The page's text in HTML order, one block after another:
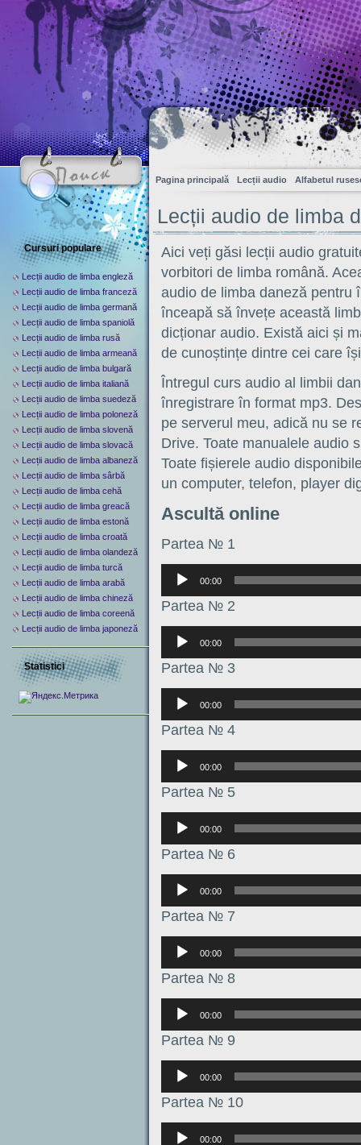
Pagina principală Lecții audio Alfabetul
Lecții audio de limba
Aici veți găsi lecții audio
vorbitori de limba română.
audio de limba daneză pentru
înceapă să învețe această
dicționar audio. Există aici și
de cunoștințe dintre cei care
Întregul curs audio al limbii
înregistrare în format mp3.
pe serverul meu, adică nu se
Drive. Toate manualele audio
Toate fișierele audio
un computer, telefon, player
Ascultă online
Partea № 1
Аудиоплеер
00:00
Partea № 2
Аудиоплеер
00:00
Partea № 3
Аудиоплеер
00:00
Partea № 4
Аудиоплеер
00:00
Partea № 5
Аудиоплеер
00:00
Partea № 6
Аудиоплеер
00:00
Partea № 7
Аудиоплеер
00:00
Partea № 8
Аудиоплеер
00:00
Partea № 9
Аудиоплеер
00:00
Partea № 10
Аудиоплеер
00:00
Cursuri populare
Lecții audio de limba engleză
Lecții audio de limba franceză
Lecții audio de limba germană
Lecții audio de limba spaniolă
Lecții audio de limba rusă
Lecții audio de limba armeană
Lecții audio de limba bulgară
Lecții audio de limba italiană
Lecții audio de limba suedeză
Lecții audio de limba poloneză
Lecții audio de limba slovenă
Lecții audio de limba slovacă
Lecții audio de limba albaneză
Lecții audio de limba sârbă
Lecții audio de limba cehă
Lecții audio de limba greacă
Lecții audio de limba estonă
Lecții audio de limba croată
Lecții audio de limba olandeză
Lecții audio de limba turcă
Lecții audio de limba arabă
Lecții audio de limba chineză
Lecții audio de limba coreenă
Lecții audio de limba japoneză
Statistici